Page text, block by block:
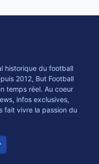
historique du football
2012, But Football
temps réel. Au coeur
infos exclusives,
fait vivre la passion du